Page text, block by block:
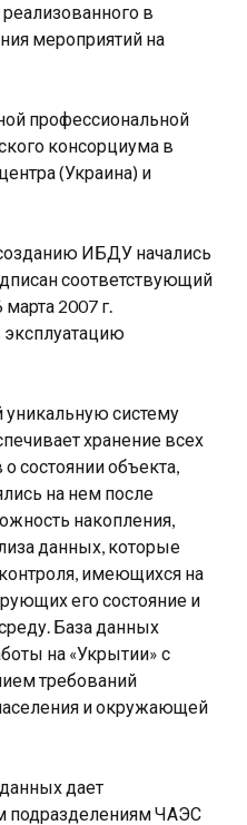
в
мероприятий на
профессиональной
консорциума в
(Украина) и
ИБДУ начались
соответствующий
2007 г.
эксплуатацию
систему
хранение всех
состоянии объекта,
на нем после
накопления,
данных, которые
имеющихся на
его состояние и
База данных
на «Укрытии» с
требований
и окружающей
дает
подразделениям ЧАЭС